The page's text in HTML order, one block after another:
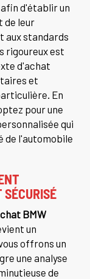
d'établir un
de leur
aux standards
rigoureux est
d'achat
et
En
pour une
qui
de l'automobile
SÉCURISÉ
BMW
un
offrons un
une analyse
de